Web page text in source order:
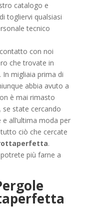
catalogo e
togliervi qualsiasi
tecnico
con noi
che trovate in
migliaia prima di
abbia avuto a
è mai rimasto
se state cercando
all’ultima moda per
ciò che cercate
.
più farne a